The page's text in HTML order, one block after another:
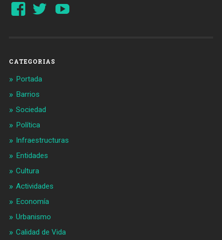
Ver
perfil
Ver
perfil
CATEGORIAS
Portada
Barrios
Sociedad
Política
Infraestructuras
Entidades
Cultura
Actividades
Economía
Urbanismo
Calidad de Vida